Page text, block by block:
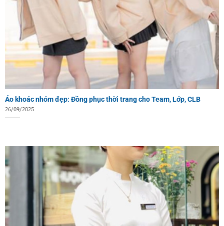
Áo khoác nhóm đẹp: Đồng phục thời trang cho Team, Lớp, CLB
26/09/2025